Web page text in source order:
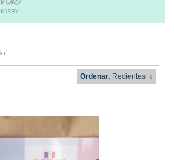
Ordenar: Recientes↓